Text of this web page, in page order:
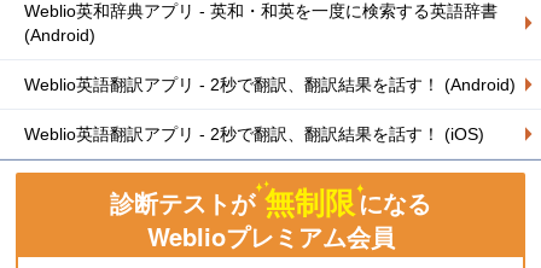
Weblio英和辞典アプリ - 英和・和英を一度に検索する英語辞書
(Android)
Weblio英語翻訳アプリ - 2秒で翻訳、翻訳結果を話す！ (Android)
Weblio英語翻訳アプリ - 2秒で翻訳、翻訳結果を話す！ (iOS)
診断テストが 無制限になる
Weblioプレミアム会員